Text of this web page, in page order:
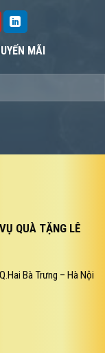
MÃI
QUÀ TẶNG LÊ
Bà Trưng – Hà Nội